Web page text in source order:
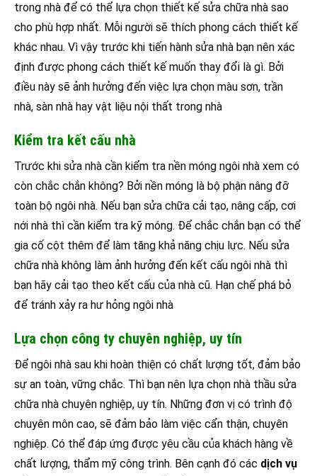
trong nhà để có thể lựa chọn thiết kế sửa chữa nhà sao
cho phù hợp nhất. Mỗi người sẽ thích phong cách thiết kế
khác nhau. Vì vậy trước khi tiến hành sửa nhà bạn nên xác
định được phong cách thiết kế muốn thay đổi là gì. Bởi
điều này sẽ ảnh hưởng đến việc lựa chọn màu sơn, trần
nhà, sàn nhà hay vật liệu nội thất trong nhà
Kiểm tra kết cấu nhà
Trước khi sửa nhà cần kiểm tra nền móng ngôi nhà xem có
còn chắc chắn không? Bởi nền móng là bộ phận nâng đỡ
toàn bộ ngôi nhà. Nếu bạn sửa chữa cải tạo, nâng cấp, cơi
nới nhà thì cần kiểm tra kỹ móng. Để chắc chắn bạn có thể
gia cố cột thêm để làm tăng khả năng chịu lực. Nếu sửa
chữa nhà không làm ảnh hưởng đến kết cấu ngôi nhà thì
bạn hãy cải tạo theo kết cấu của nhà cũ. Hạn chế phá bỏ
để tránh xảy ra hư hỏng ngôi nhà
Lựa chọn công ty chuyên nghiệp, uy tín
Để ngôi nhà sau khi hoàn thiện có chất lượng tốt, đảm bảo
sự an toàn, vững chắc. Thì bạn nên lựa chọn nhà thầu sửa
chữa nhà chuyên nghiệp, uy tín. Những đơn vị có trình độ
chuyên môn cao, sẽ đảm bảo làm việc cẩn thận, chuyên
nghiệp. Có thể đáp ứng được yêu cầu của khách hàng về
chất lượng, thẩm mỹ công trình. Bên cạnh đó các dịch vụ